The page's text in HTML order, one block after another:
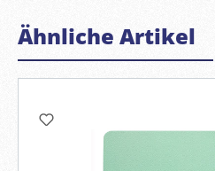
Ähnliche Artikel